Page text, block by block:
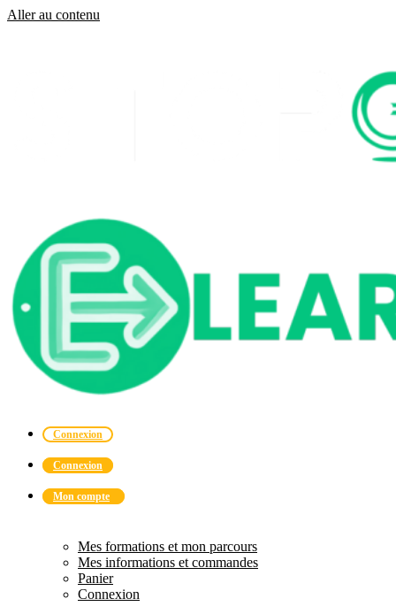
Aller au contenu
Connexion
Connexion
Mon compte
Mes formations et mon parcours
Mes informations et commandes
Panier
Connexion